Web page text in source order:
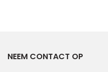
NEEM CONTACT OP